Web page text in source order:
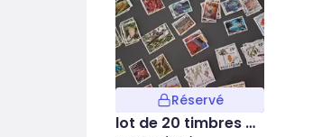
Réservé
lot de 20 timbres W